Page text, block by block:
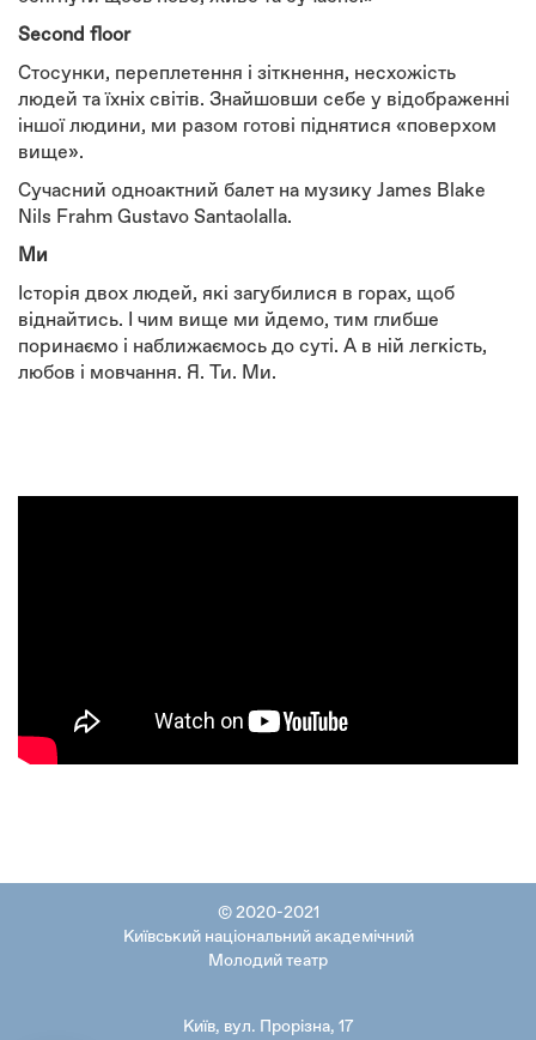
Second floor
Стосунки, переплетення і зіткнення, несхожість
людей та їхніх світів. Знайшовши себе у відображенні
іншої людини, ми разом готові піднятися «поверхом
вище».
Сучасний одноактний балет на музику James Blake
Nils Frahm Gustavo Santaolalla.
Ми
Історія двох людей, які загубилися в горах, щоб
віднайтись. І чим вище ми йдемо, тим глибше
поринаємо і наближаємось до суті. А в ній легкість,
любов і мовчання. Я. Ти. Ми.
FRAHM
© 2020-2021
Київський національний академічний
Молодий театр
Київ, вул. Прорізна, 17